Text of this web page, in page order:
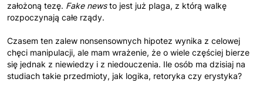
założoną tezę. Fake newsto jest już plaga, z którą walkę
rozpoczynają całe rządy.
Czasem ten zalew nonsensownych hipotez wynika z celowej
chęci manipulacji, ale mam wrażenie, że o wiele częściej bierze
się jednak z niewiedzy i z niedouczenia. Ile osób ma dzisiaj na
studiach takie przedmioty, jak logika, retoryka czy erystyka?